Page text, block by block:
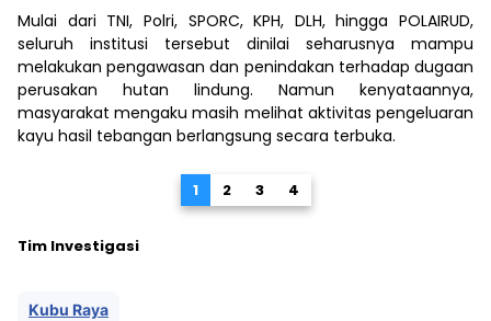
Mulai dari TNI, Polri, SPORC, KPH, DLH, hingga POLAIRUD,
seluruh institusi tersebut dinilai seharusnya mampu
melakukan pengawasan dan penindakan terhadap dugaan
perusakan hutan lindung. Namun kenyataannya,
masyarakat mengaku masih melihat aktivitas pengeluaran
kayu hasil tebangan berlangsung secara terbuka.
1 2 3 4
Tim Investigasi
Kubu Raya